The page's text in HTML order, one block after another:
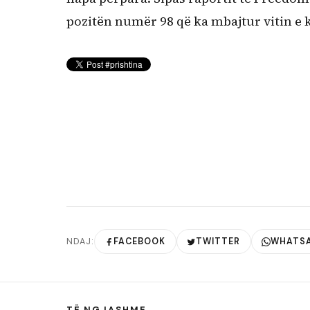
pozitën numër 98 që ka mbajtur vitin e
NDAJ: FACEBOOK TWITTER